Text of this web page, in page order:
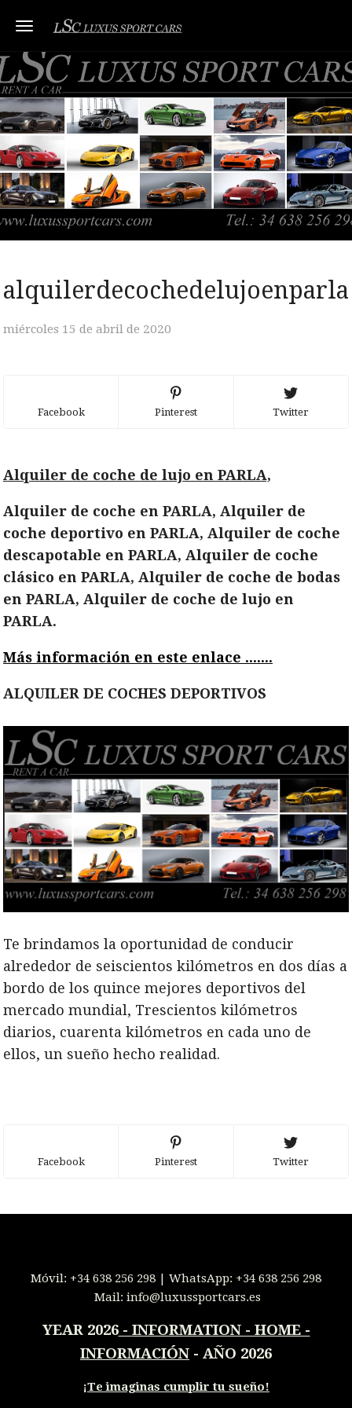
Toggle navigation
alquilerdecochedelujoenparla
miércoles 15 de abril de 2020
Facebook Pinterest Twitter
Alquiler de coche de lujo en PARLA,
Alquiler de coche en PARLA, Alquiler de
coche deportivo en PARLA, Alquiler de coche
descapotable en PARLA, Alquiler de coche
clásico en PARLA, Alquiler de coche de bodas
en PARLA, Alquiler de coche de lujo en
PARLA.
Más información en este enlace .......
ALQUILER DE COCHES DEPORTIVOS
Te brindamos la oportunidad de conducir
alrededor de seiscientos kilómetros en dos días a
bordo de los quince mejores deportivos del
mercado mundial, Trescientos kilómetros
diarios, cuarenta kilómetros en cada uno de
ellos, un sueño hecho realidad.
Facebook Pinterest Twitter
Móvil: +34 638 256 298 | WhatsApp: +34 638 256 298
Mail: info@luxussportcars.es
YEAR 2026- INFORMATION - HOME -
INFORMACIÓN - AÑO 2026
¡Te imaginas cumplir tu sueño!